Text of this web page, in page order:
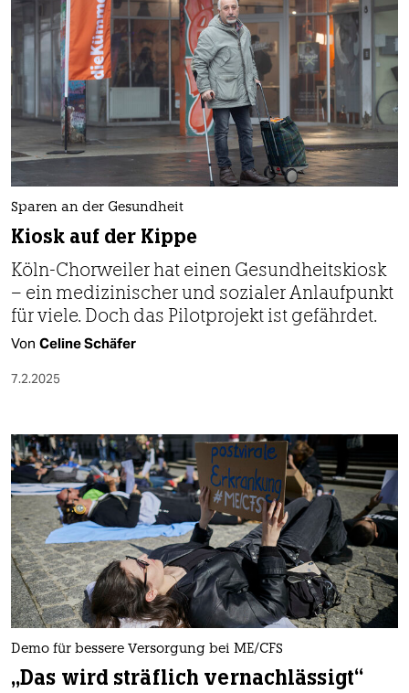
Sparen an der Gesundheit
Kiosk auf der Kippe
Köln-Chorweiler hat einen Gesundheitskiosk
– ein medizinischer und sozialer Anlaufpunkt
für viele. Doch das Pilotprojekt ist gefährdet.
Von Celine Schäfer
7.2.2025
Demo für bessere Versorgung bei ME/CFS
„Das wird sträflich vernachlässigt“